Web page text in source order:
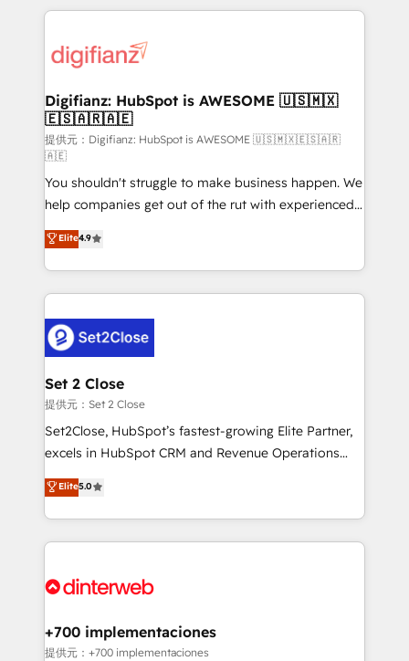
more people - Get the most out of your HubSpot
investment
operations that are causing inefficiencies, improve
supercharge revenue operations Key services: • CRM
Transformation / Web Development • RevOps &
Sales Consulting • Marketing Automation What
makes us different? 🚀 Top 0.5% of global HubSpot
agencies ⚙️ The strongest technical ability and
integration capabilities 💼 Consultative, long-term
partners who will embed ourselves into your
business, processes and systems 🏢 We specialise in
working with mid-market and enterprise
organisations, global organisations and those with
complex use cases 🏆 CRM Implementation,
Platform Enablement, Custom Integration and
Onboarding Accredited 🔐 ISO27001 & ISO9001
Certified
Digifianz: HubSpot is AWESOME 🇺🇸🇲🇽
🇪🇸🇦🇷🇦🇪
提供元：Digifianz: HubSpot is AWESOME 🇺🇸🇲🇽🇪🇸🇦🇷
🇦🇪
You shouldn't struggle to make business happen. We
help companies get out of the rut with experienced,
process-oriented teams implementing HubSpot
Marketing, Sales, Service, CMS and Operations Hub,
so selling and actually engaging with your customers
feels easy and pain-free. We are a top ranked
and Customer First Awards, 4.9/5 rating in HubSpot
Reviews and 4.9/5 rating in Clutch Reviews. Digifianz
helps the following industries: logistics & 3PL, home
improvement & construction, branding and
commercialization, real estate, health, education,
SaaS, Software Dev & IT and consulting, make the
the United States, EU, UAE, Mexico and Latin
America. From casual user to super fan: make
Elite4.9
Set 2 Close
提供元：Set 2 Close
Set2Close, HubSpot’s fastest-growing Elite Partner,
excels in HubSpot CRM and Revenue Operations
(RevOps) services to boost B2B sales and growth.
As a top HubSpot Elite Partner, we specialize in
custom HubSpot CRM solutions. Our experts design,
implement, and optimize systems to enhance user
marketing, and service teams. From setup to
management, and speed up deal closures. With 500+
projects completed, our Agile approach ensures your
Elite5.0
+700 implementaciones
提供元：+700 implementaciones